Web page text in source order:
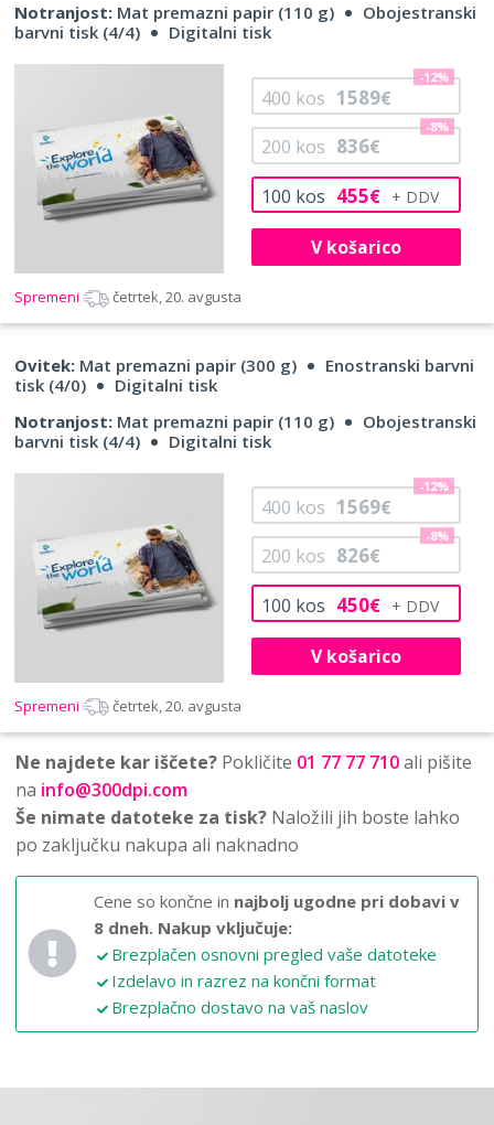
Notranjost: Mat premazni papir (110 g)
Obojestranski
barvni tisk (4/4)
Digitalni tisk
100 kos 455€
200 kos 836€
-8%
400 kos 1589€
-12%
V košarico
Spremeni četrtek, 20. avgusta
Ovitek: Mat premazni papir (300 g)
Enostranski barvni
tisk (4/0)
Digitalni tisk
Notranjost: Mat premazni papir (110 g)
Obojestranski
barvni tisk (4/4)
Digitalni tisk
100 kos 450€
200 kos 826€
-8%
400 kos 1569€
-12%
V košarico
Spremeni četrtek, 20. avgusta
Ne najdete kar iščete? Pokličite 01 77 77 710ali pišite
na info@300dpi.com
Še nimate datoteke za tisk? Naložili jih boste lahko
po zaključku nakupa ali naknadno
Cene so končne in najbolj ugodne pri dobavi v
8 dneh. Nakup vključuje:
Brezplačen osnovni pregled vaše datoteke
Izdelavo in razrez na končni format
Brezplačno dostavo na vaš naslov